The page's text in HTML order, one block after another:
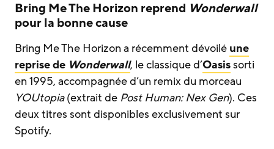
Bring Me The Horizon reprend Wonderwall
pour la bonne cause
Bring Me The Horizon a récemment dévoilé une
reprise de Wonderwall, le classique d’Oasissorti
en 1995, accompagnée d’un remix du morceau
YOUtopia(extrait de Post Human: Nex Gen). Ces
deux titres sont disponibles exclusivement sur
Spotify.